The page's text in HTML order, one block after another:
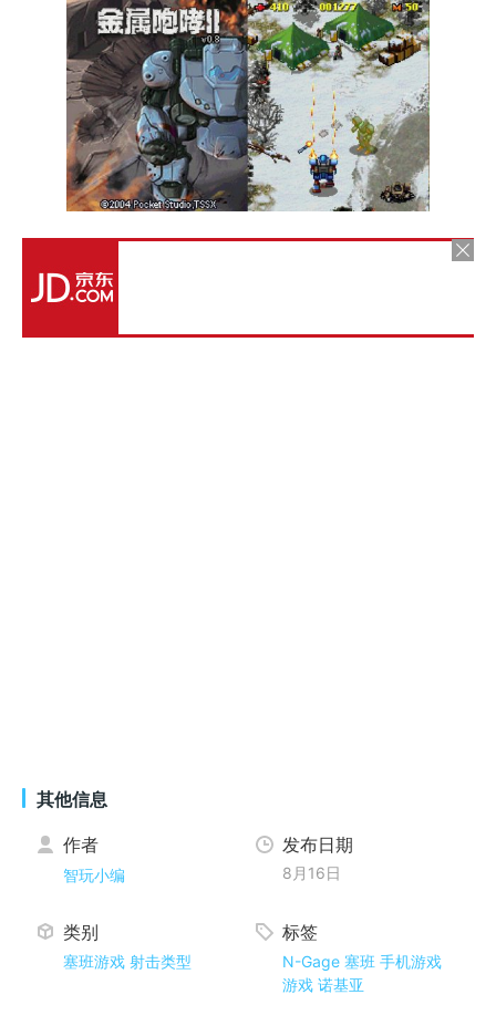
其他信息
作者
智玩小编
发布日期
8月16日
类别
塞班游戏 射击类型
标签
N-Gage 塞班 手机游戏
游戏 诺基亚